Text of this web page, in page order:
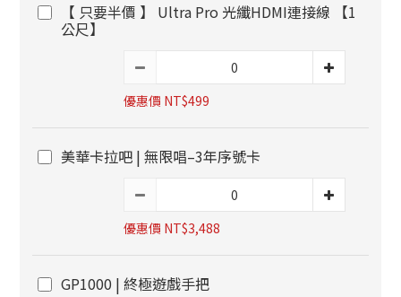
【 只要半價 】 Ultra Pro 光纖HDMI連接線 【1
公尺】
優惠價 NT$499
美華卡拉吧 | 無限唱–3年序號卡
優惠價 NT$3,488
GP1000 | 終極遊戲手把